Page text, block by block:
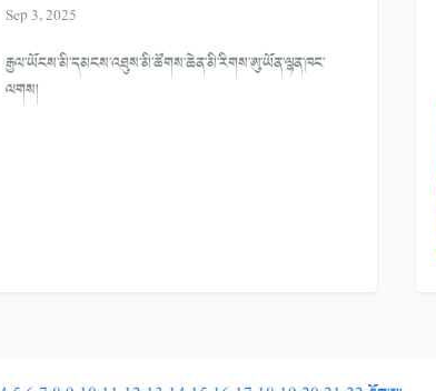
Sep 3, 2025
རྒྱལ་ཡོངས་མི་དམངས་འཐུས་མི་ཚོགས་ཆེན་མི་རིགས་ཨུ་ཡོན་ལྷན་ཁང་
ལགས།